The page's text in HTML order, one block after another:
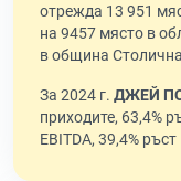
отрежда 13 951
на 9457 място в
в община
За 2024 г. ДЖЕЙ
приходите, 63,4%
EBITDA, 39,4%